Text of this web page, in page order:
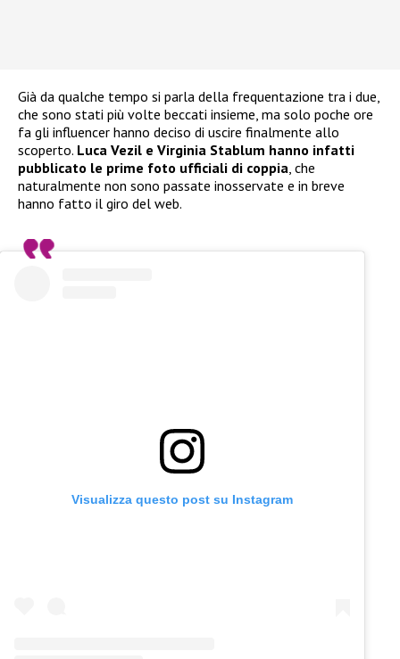
Già da qualche tempo si parla della frequentazione tra i due,
che sono stati più volte beccati insieme, ma solo poche ore
fa gli influencer hanno deciso di uscire finalmente allo
scoperto. Luca Vezil e Virginia Stablum hanno infatti
pubblicato le prime foto ufficiali di coppia, che
naturalmente non sono passate inosservate e in breve
hanno fatto il giro del web.
Visualizza questo post su Instagram